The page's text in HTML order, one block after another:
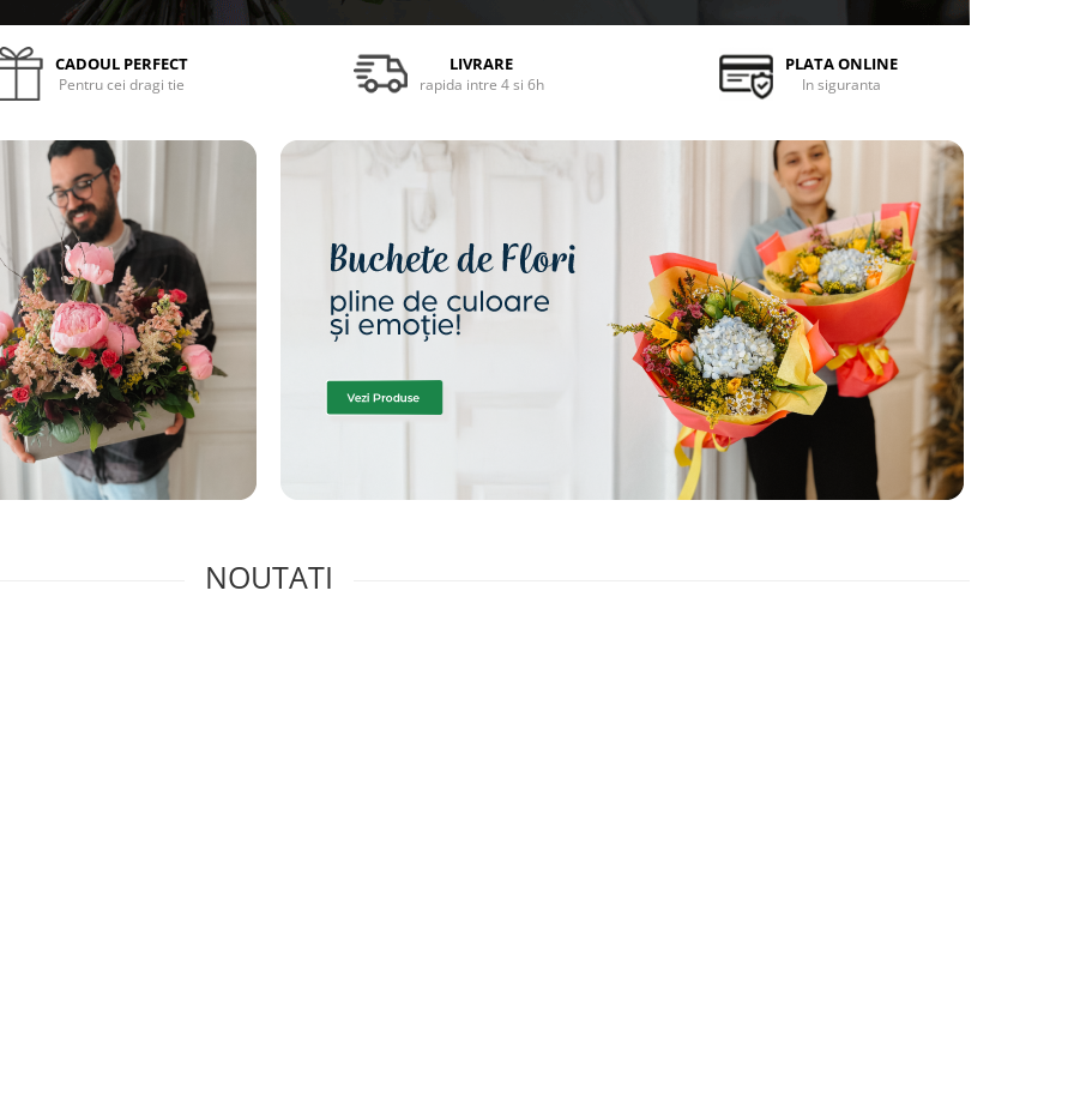
CADOUL PERFECT
Pentru cei dragi tie
LIVRARE
rapida intre 4 si 6h
PLATA ONLINE
In siguranta
NOUTATI